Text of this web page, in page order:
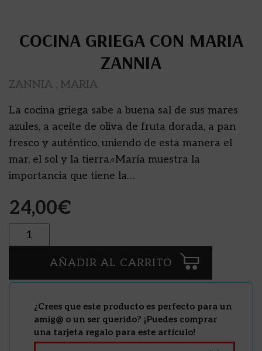
COCINA GRIEGA CON MARIA
ZANNIA
ZANNIA , MARIA
La cocina griega sabe a buena sal de sus mares
azules, a aceite de oliva de fruta dorada, a pan
fresco y auténtico, uniendo de esta manera el
mar, el sol y la tierra.«María muestra la
importancia que tiene la…
24,00€
Cantidad
AÑADIR AL CARRITO
¿Crees que este producto es perfecto para un
amig@ o un ser querido? ¡Puedes comprar
una tarjeta regalo para este artículo!